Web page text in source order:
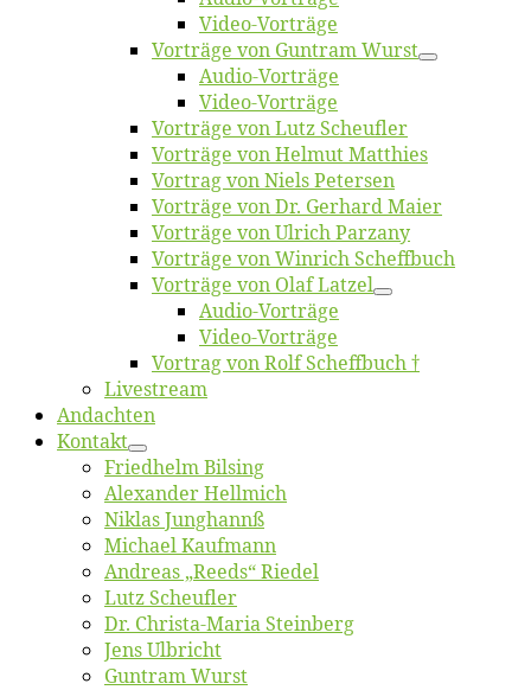
Vi­deo-Vor­trä­ge
Vor­trä­ge von Gun­tram Wurst
Au­dio-Vor­trä­ge
Vi­deo-Vor­trä­ge
Vor­trä­ge von Lutz Scheufler
Vor­trä­ge von Hel­mut Matthies
Vor­trag von Niels Petersen
Vor­trä­ge von Dr. Ger­hard Maier
Vor­trä­ge von Ul­rich Parzany
Vor­trä­ge von Win­rich Scheffbuch
Vor­trä­ge von Olaf Latzel
Au­dio-Vor­trä­ge
Vi­deo-Vor­trä­ge
Vor­trag von Rolf Scheffbuch †
Live­stream
An­dach­ten
Kon­takt
Fried­helm Bilsing
Alex­an­der Hellmich
Ni­klas Junghannß
Mi­cha­el Kaufmann
An­dre­as „Reeds“ Riedel
Lutz Scheuf­ler
Dr. Chris­­ta-Ma­ria Steinberg
Jens Ulb­richt
Gun­tram Wurst